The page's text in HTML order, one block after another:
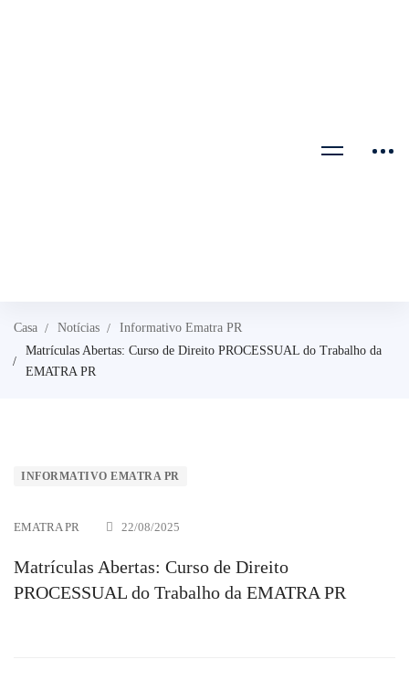
Casa Notícias
Informativo Ematra PR
Matrículas Abertas: Curso de Direito PROCESSUAL do Trabalho da
EMATRA PR
INFORMATIVO EMATRA PR
EMATRA PR 22/08/2025
Matrículas Abertas: Curso de Direito
PROCESSUAL do Trabalho da EMATRA PR